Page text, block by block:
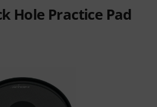
Hole Practice Pad
aus 25 Kundenbewertungen